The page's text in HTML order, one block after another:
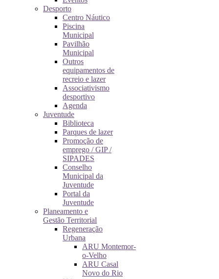
Desporto
Centro Náutico
Piscina
Municipal
Pavilhão
Municipal
Outros
equipamentos de
recreio e lazer
Associativismo
desportivo
Agenda
Juventude
Biblioteca
Parques de lazer
Promoção de
emprego / GIP /
SIPADES
Conselho
Municipal da
Juventude
Portal da
Juventude
Planeamento e
Gestão Territorial
Regeneração
Urbana
ARU Montemor-
o-Velho
ARU Casal
Novo do Rio